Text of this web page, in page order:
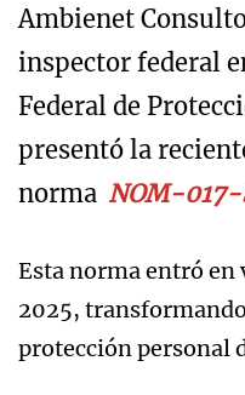
Ambienet
inspector federal
Federal de
presentó la
norma NOM-
Esta norma entró en
2025,
protección personal